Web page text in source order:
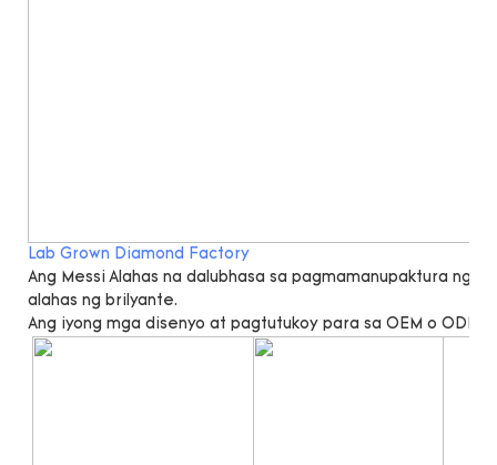
Lab Grown Diamond Factory
Ang Messi Alahas na dalubhasa sa pagmamanupaktura ng
alahas ng brilyante.
Ang iyong mga disenyo at pagtutukoy para sa OEM o ODM